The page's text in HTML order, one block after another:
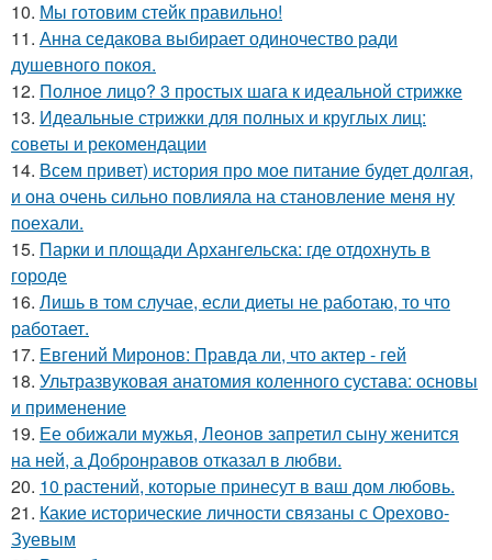
10. Мы готовим стейк правильно!
11. Анна седакова выбирает одиночество ради
душевного покоя.
12. Полное лицо? 3 простых шага к идеальной стрижке
13. Идеальные стрижки для полных и круглых лиц:
советы и рекомендации
14. Всем привет) история про мое питание будет долгая,
и она очень сильно повлияла на становление меня ну
поехали.
15. Парки и площади Архангельска: где отдохнуть в
городе
16. Лишь в том случае, если диеты не работаю, то что
работает.
17. Евгений Миронов: Правда ли, что актер - гей
18. Ультразвуковая анатомия коленного сустава: основы
и применение
19. Ее обижали мужья, Леонов запретил сыну женится
на ней, а Добронравов отказал в любви.
20. 10 растений, которые принесут в ваш дом любовь.
21. Какие исторические личности связаны с Орехово-
Зуевым